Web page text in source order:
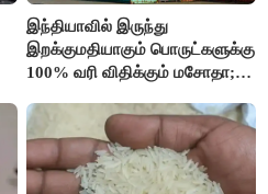
இந்தியாவில் இருந்து
இறக்குமதியாகும் பொருட்களுக்கு
100% வரி விதிக்கும் மசோதா;